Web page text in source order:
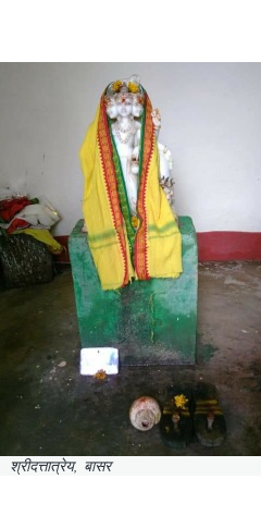
श्रीदत्तात्रेय, बासर